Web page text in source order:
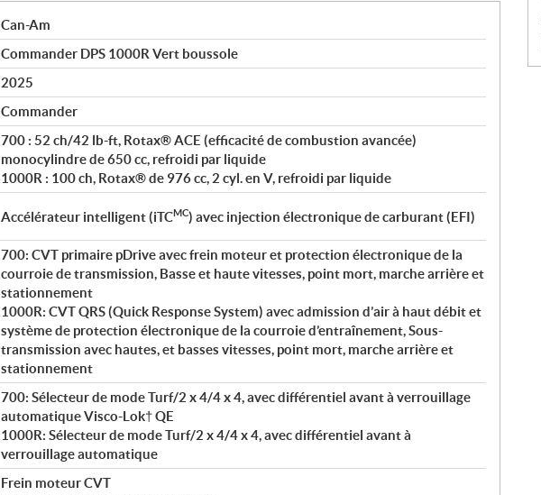
Can-Am
Commander DPS 1000R Vert boussole
2025
Commander
700 : 52 ch/42 lb-ft, Rotax® ACE (efficacité de combustion avancée)
monocylindre de 650 cc, refroidi par liquide
1000R : 100 ch, Rotax® de 976 cc, 2 cyl. en V, refroidi par liquide
Accélérateur intelligent (iTCMC) avec injection électronique de carburant (EFI)
700: CVT primaire pDrive avec frein moteur et protection électronique de la
courroie de transmission, Basse et haute vitesses, point mort, marche arrière et
stationnement
1000R: CVT QRS (Quick Response System) avec admission d’air à haut débit et
système de protection électronique de la courroie d’entraînement, Sous-
transmission avec hautes, et basses vitesses, point mort, marche arrière et
stationnement
700: Sélecteur de mode Turf/2 x 4/4 x 4, avec différentiel avant à verrouillage
automatique Visco-Lok† QE
1000R: Sélecteur de mode Turf/2 x 4/4 x 4, avec différentiel avant à
verrouillage automatique
Frein moteur CVT